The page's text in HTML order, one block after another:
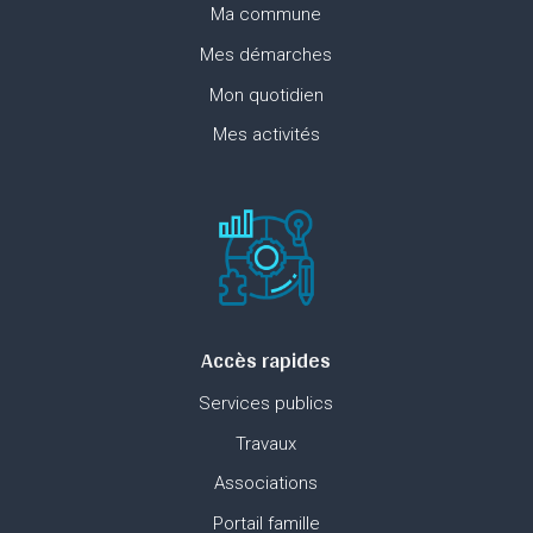
Ma commune
Mes démarches
Mon quotidien
Mes activités
Accès rapides
Services publics
Travaux
Associations
Portail famille